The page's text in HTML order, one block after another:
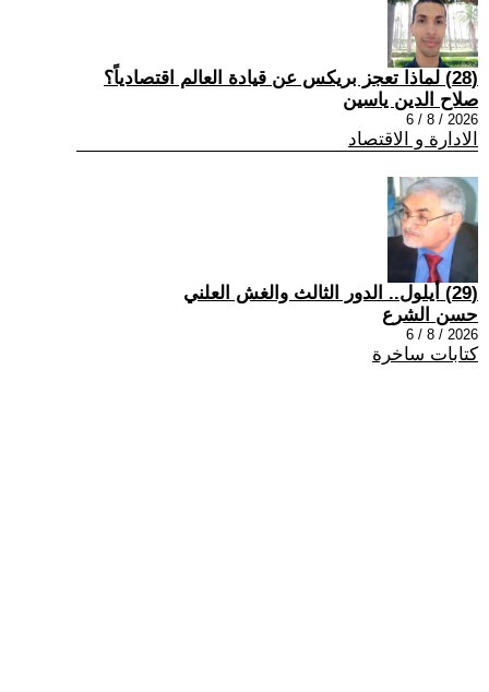
(28) لماذا تعجز بريكس عن قيادة العالم اقتصادياً؟
صلاح الدين ياسين
2026 / 8 / 6
الادارة و الاقتصاد
(29) أيلول.. الدور الثالث والغش العلني
حسن الشرع
2026 / 8 / 6
كتابات ساخرة